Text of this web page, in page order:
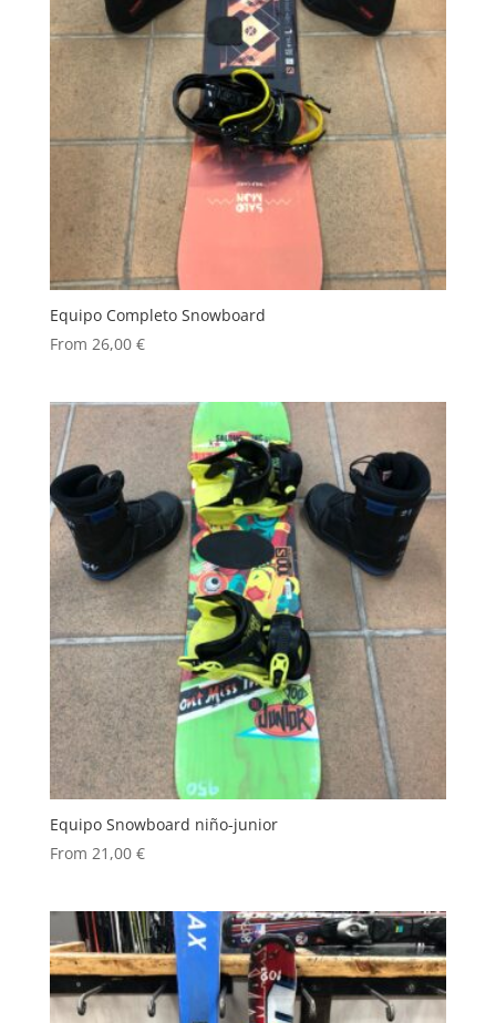
Equipo Completo Snowboard
From 26,00 €
Equipo Snowboard niño-junior
From 21,00 €